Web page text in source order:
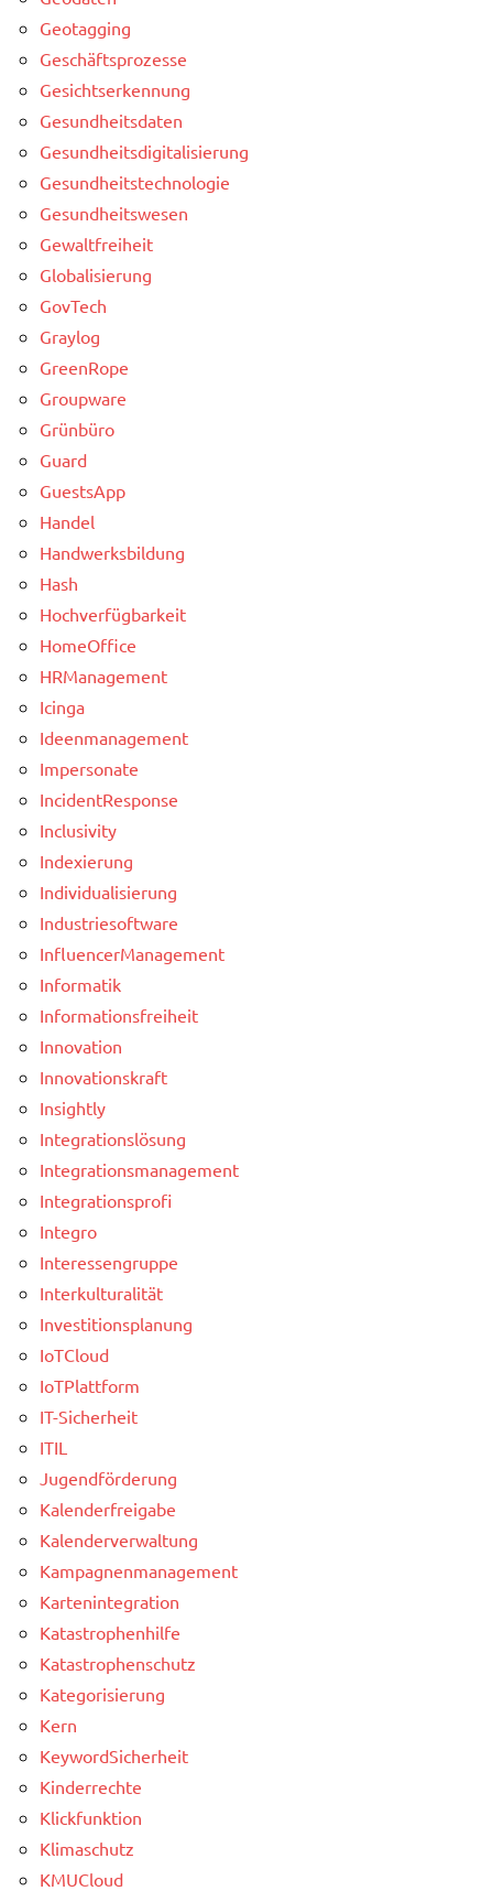
Geotagging
Geschäftsprozesse
Gesichtserkennung
Gesundheitsdaten
Gesundheitsdigitalisierung
Gesundheitstechnologie
Gesundheitswesen
Gewaltfreiheit
Globalisierung
GovTech
Graylog
GreenRope
Groupware
Grünbüro
Guard
GuestsApp
Handel
Handwerksbildung
Hash
Hochverfügbarkeit
HomeOffice
HRManagement
Icinga
Ideenmanagement
Impersonate
IncidentResponse
Inclusivity
Indexierung
Individualisierung
Industriesoftware
InfluencerManagement
Informatik
Informationsfreiheit
Innovation
Innovationskraft
Insightly
Integrationslösung
Integrationsmanagement
Integrationsprofi
Integro
Interessengruppe
Interkulturalität
Investitionsplanung
IoTCloud
IoTPlattform
IT-Sicherheit
ITIL
Jugendförderung
Kalenderfreigabe
Kalenderverwaltung
Kampagnenmanagement
Kartenintegration
Katastrophenhilfe
Katastrophenschutz
Kategorisierung
Kern
KeywordSicherheit
Kinderrechte
Klickfunktion
Klimaschutz
KMUCloud